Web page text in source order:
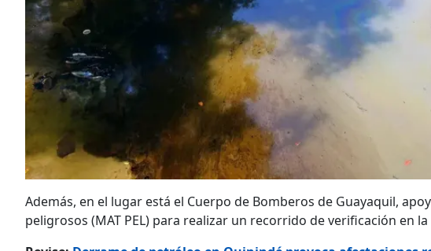
Además, en el lugar está el Cuerpo de Bomberos de Guayaquil,
peligrosos (MAT PEL) para realizar un recorrido de verificación en